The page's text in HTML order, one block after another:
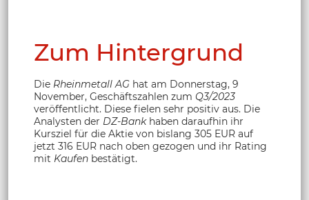
Zum Hintergrund
Die Rheinmetall AG hat am Donnerstag, 9
November, Geschäftszahlen zum Q3/2023
veröffentlicht. Diese fielen sehr positiv aus. Die
Analysten der DZ-Bankhaben daraufhin ihr
Kursziel für die Aktie von bislang 305 EUR auf
jetzt 316 EUR nach oben gezogen und ihr Rating
mit Kaufen bestätigt.